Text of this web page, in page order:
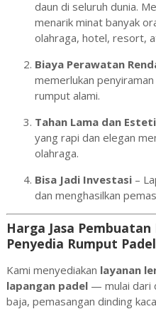
daun di seluruh dunia.
menarik minat banyak
olahraga, hotel, resort,
Biaya Perawatan
memerlukan
rumput alami.
Tahan Lama dan
yang rapi dan elegan
olahraga.
Bisa Jadi Investasi–
dan menghasilkan
Harga Jasa
Penyedia Rumput
Kami menyediakan layanan
lapangan padel— mulai dari
baja, pemasangan dinding